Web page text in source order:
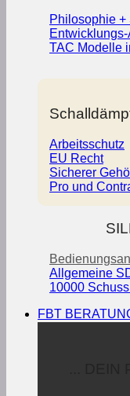
Philosophie +
TAC Modelle
Arbeitsschutz
EU Recht
Sicherer
Pro und
Allgemeine
10000
FBT